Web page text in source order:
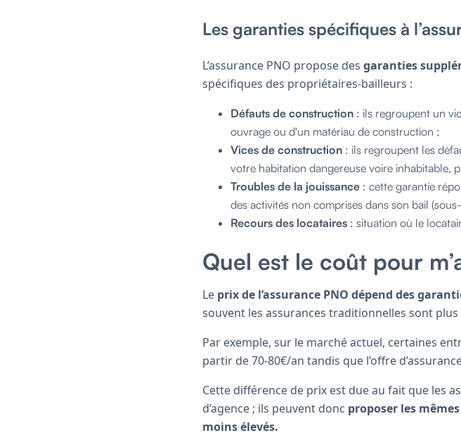
Les garanties spécifiques à
L’assurance PNO propose des garanties
spécifiques des propriétaires-bailleurs :
Défauts de construction : ils regroupent un
ouvrage ou d'un matériau de construction ;
Vices de construction : ils regroupent les
votre habitation dangereuse voire inhabitable,
Troubles de la jouissance : cette garantie
des activités non comprises dans son bail
Recours des locataires : situation où le
Quel est le coût pour
Le prix de l’assurance PNO dépend des
souvent les assurances traditionnelles sont
Par exemple, sur le marché actuel, certaines
partir de 70-80€/an tandis que l’offre
Cette différence de prix est due au fait que les
d’agence ; ils peuvent donc proposer les
moins élevés.